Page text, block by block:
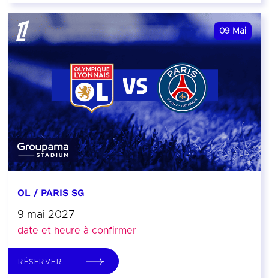
09 Mai
OL / PARIS SG
9 mai 2027
date et heure à confirmer
RÉSERVER